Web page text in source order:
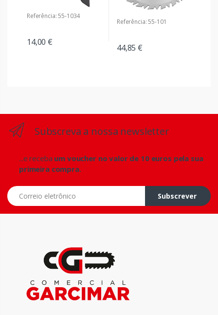
Referência: 55-1034
14,00 €
Referência: 55-101
44,85 €
Subscreva a nossa newsletter
...e receba um voucher no valor de 10 euros pela sua
primeira compra.
Correio eletrônico
Subscrever